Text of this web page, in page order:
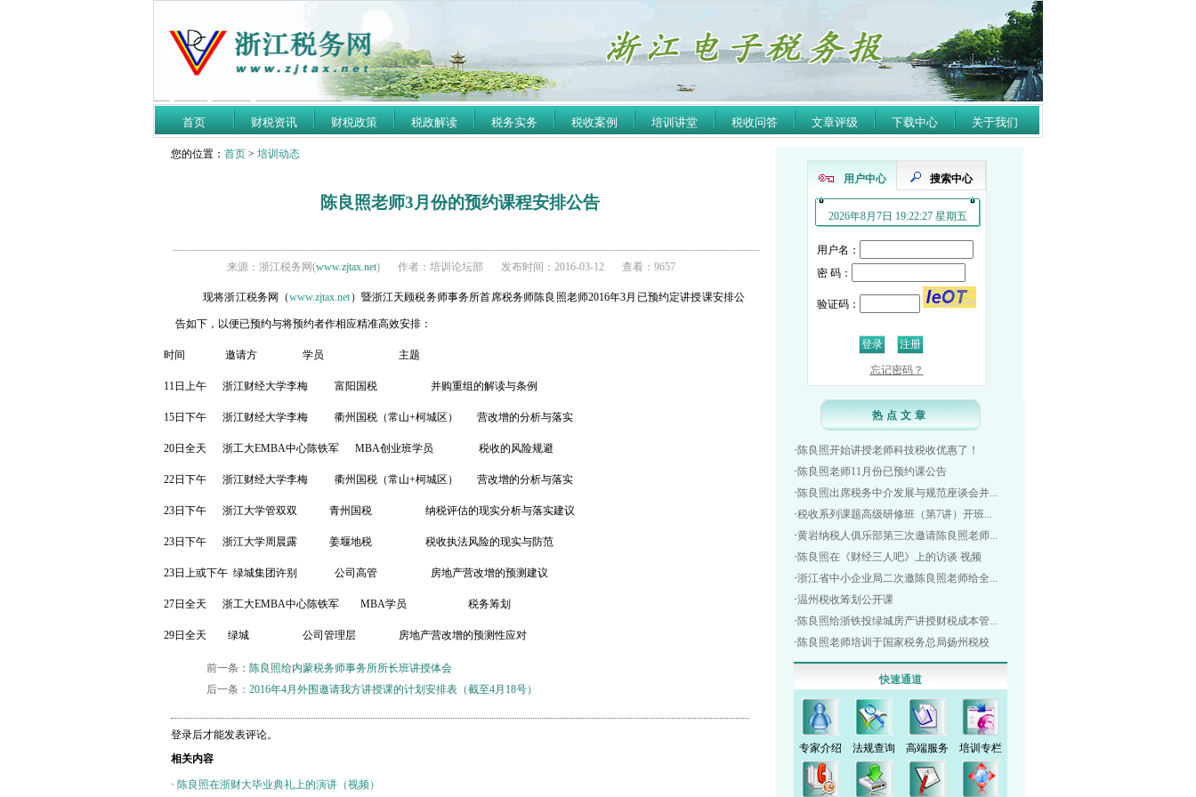
首页 财税资讯 财税政策 税政解读 税务实务 税收案例 培训讲堂 税收问答 文章评级 下载中心 关于我们
您的位置： 首页 > 培训动态
陈良照老师3月份的预约课程安排公告
来源：浙江税务网(www.zjtax.net) 作者：培训论坛部 发布时间：2016-03-12 查看：9657
现将浙江税务网（www.zjtax.net）暨浙江天顾税务师事务所首席税务师陈良照老师2016年3月已预约定讲授课安排公
告如下，以便已预约与将预约者作相应精准高效安排：
时间 邀请方 学员 主题
11日上午 浙江财经大学李梅 富阳国税 并购重组的解读与条例
15日下午 浙江财经大学李梅 衢州国税（常山+柯城区） 营改增的分析与落实
20日全天 浙工大EMBA中心陈铁军 MBA创业班学员 税收的风险规避
22日下午 浙江财经大学李梅 衢州国税（常山+柯城区） 营改增的分析与落实
23日下午 浙江大学管双双 青州国税 纳税评估的现实分析与落实建议
23日下午 浙江大学周晨露 姜堰地税 税收执法风险的现实与防范
23日上或下午 绿城集团许别 公司高管 房地产营改增的预测建议
27日全天 浙工大EMBA中心陈铁军 MBA学员 税务筹划
29日全天 绿城 公司管理层 房地产营改增的预测性应对
前一条： 陈良照给内蒙税务师事务所所长班讲授体会
后一条： 2016年4月外围邀请我方讲授课的计划安排表（截至4月18号）
登录后才能发表评论。
相关内容
· 陈良照在浙财大毕业典礼上的演讲（视频）
用户中心 搜索中心
2026年8月7日 19:22:27 星期五
用户名：
密 码：
验证码：
忘记密码？
热点文章
·陈良照开始讲授老师科技税收优惠了！
·陈良照老师11月份已预约课公告
·陈良照出席税务中介发展与规范座谈会并...
·税收系列课题高级研修班（第7讲）开班...
·黄岩纳税人俱乐部第三次邀请陈良照老师...
·陈良照在《财经三人吧》上的访谈 视频
·浙江省中小企业局二次邀陈良照老师给全...
·温州税收筹划公开课
·陈良照给浙铁投绿城房产讲授财税成本管...
·陈良照老师培训于国家税务总局扬州税校
快速通道
专家介绍 法规查询 高端服务 培训专栏